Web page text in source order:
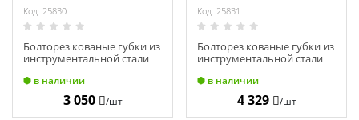
Код: 25830
Болторез кованые губки из
инструментальной стали
23313-060
в наличии
3 050 /шт
Код: 25831
Болторез кованые губки из
инструментальной стали
23313-075
в наличии
4 329 /шт